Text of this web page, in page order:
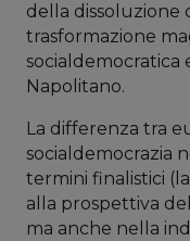
della dissoluzione
trasformazione
socialdemocratica
Napolitano.
La differenza tra
socialdemocrazia
termini finalistici
alla prospettiva
ma anche nella